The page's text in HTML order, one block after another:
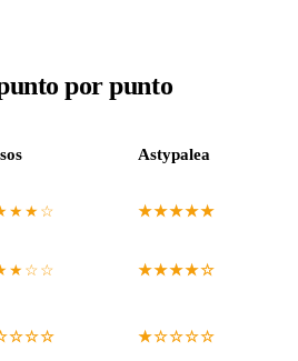
por punto
Astypalea
★★★★★
★★★★☆
★☆☆☆☆